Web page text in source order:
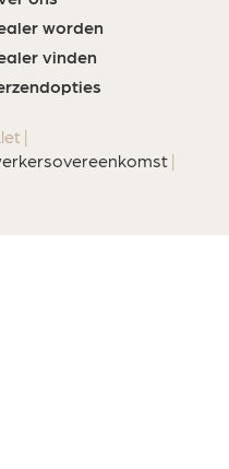
worden
vinden
|
|